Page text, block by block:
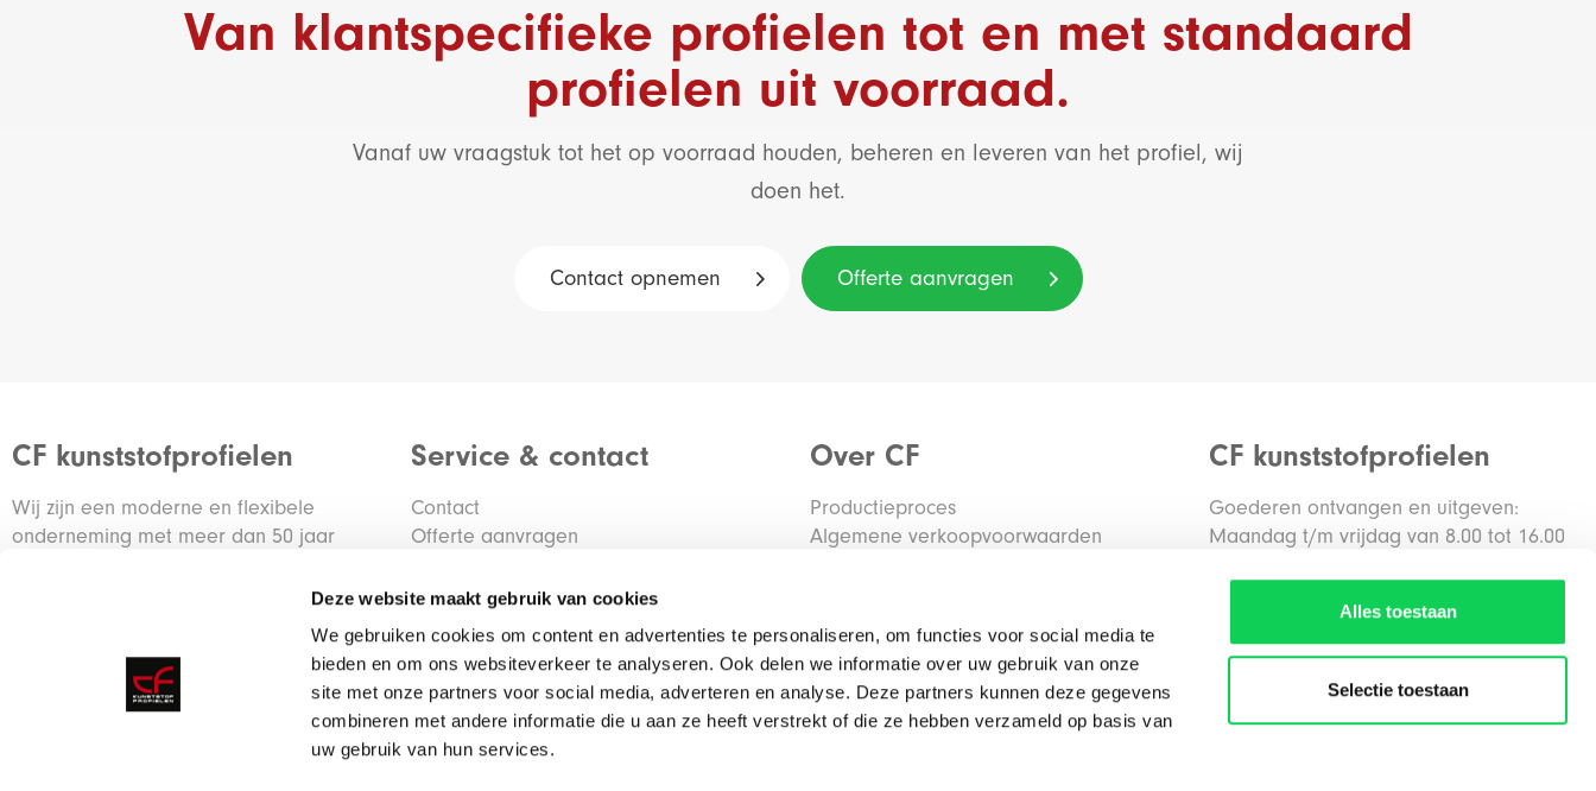
Deze website maakt gebruik van cookies
We gebruiken cookies om content en advertenties te personaliseren, om functies voor social media te
bieden en om ons websiteverkeer te analyseren. Ook delen we informatie over uw gebruik van onze
site met onze partners voor social media, adverteren en analyse. Deze partners kunnen deze gegevens
combineren met andere informatie die u aan ze heeft verstrekt of die ze hebben verzameld op basis van
uw gebruik van hun services.
Alles toestaan
Selectie toestaan
Van klantspecifieke profielen tot en met standaard
profielen uit voorraad.
Vanaf uw vraagstuk tot het op voorraad houden, beheren en leveren van het profiel, wij
doen het.
Contact opnemen Offerte aanvragen
CF kunststofprofielen
Wij zijn een moderne en flexibele
onderneming met meer dan 50 jaar
De ontwikkeling van klantspecifieke
profielen is een belangrijke activiteit voor
onze organisatie.
Service & contact
Contact
Offerte aanvragen
Over CF
Productieproces
Algemene verkoopvoorwaarden
CF kunststofprofielen
Goederen ontvangen en uitgeven:
Maandag t/m vrijdag van 8.00 tot 16.00
Routebeschrijving